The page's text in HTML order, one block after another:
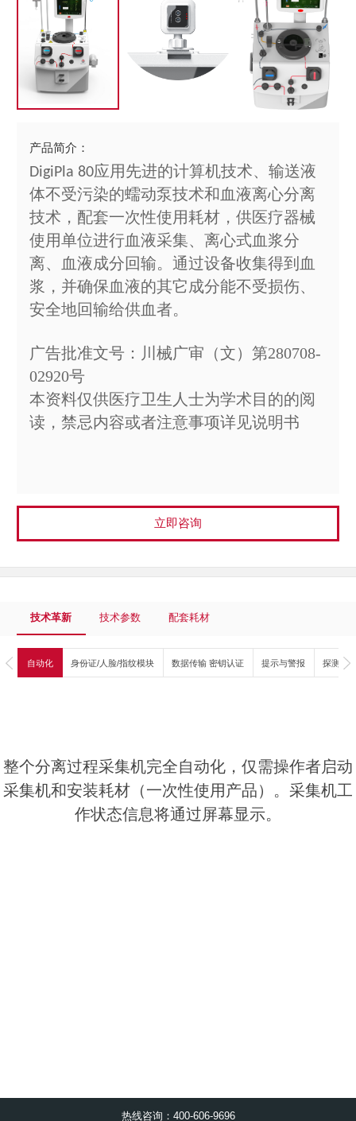
产品简介：
DigiPla 80应用先进的计算机技术、输送液
体不受污染的蠕动泵技术和血液离心分离
技术， 配套一次性使用耗材，供医疗器械
使用单位进行血液采集、离心式血浆分
离、血液成分回输。 通过设备收集得到血
浆，并确保血液的其它成分能不受损伤、
安全地回输给供血者。
广告批准文号：川械广审（文）第280708-
02920号
本资料仅供医疗卫生人士为学术目的的阅
读，禁忌内容或者注意事项详见说明书
立即咨询
技术革新 技术参数 配套耗材
自动化 身份证/人脸/指纹模块 数据传输 密钥认证 提示与警报 探测及
整个分离过程采集机完全自动化，仅需操作者启动
采集机和安装耗材（一次性使用产品）。采集机工
作状态信息将通过屏幕显示。
热线咨询：400-606-9696